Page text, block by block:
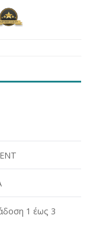
1 έως 3